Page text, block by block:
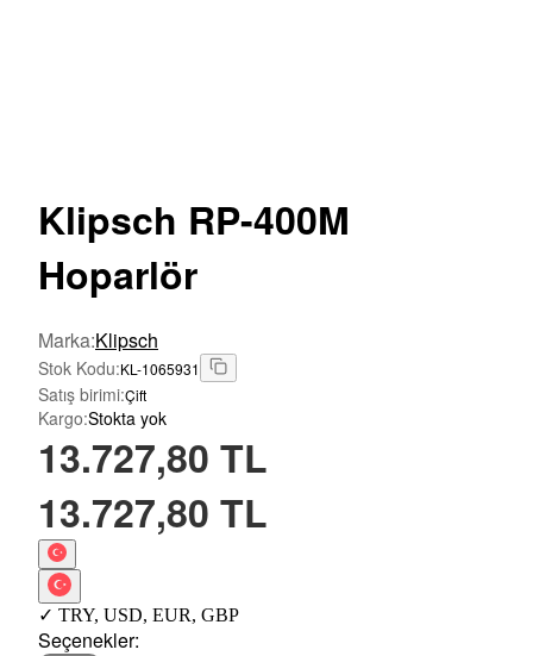
Klipsch RP-400M
Hoparlör
Marka:Klipsch
Stok Kodu:KL-1065931
Satış birimi:Çift
Kargo:Stokta yok
13.727,80 TL
13.727,80 TL
✓ TRY, USD, EUR, GBP
Seçenekler: